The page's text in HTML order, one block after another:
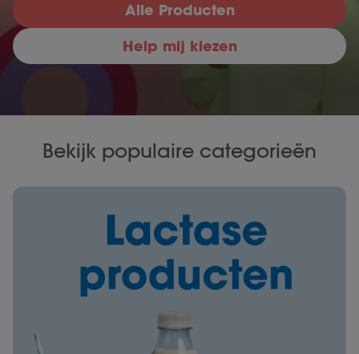
Alle Producten
Help mij kiezen
Bekijk populaire categorieën